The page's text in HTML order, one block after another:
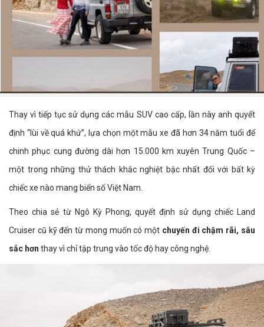
Thay vì tiếp tục sử dụng các mẫu SUV cao cấp, lần này anh quyết
định “lùi về quá khứ”, lựa chọn một mẫu xe đã hơn 34 năm tuổi để
chinh phục cung đường dài hơn 15.000 km xuyên Trung Quốc –
một trong những thử thách khắc nghiệt bậc nhất đối với bất kỳ
chiếc xe nào mang biển số Việt Nam.
Theo chia sẻ từ Ngô Kỳ Phong, quyết định sử dụng chiếc Land
Cruiser cũ kỹ đến từ mong muốn có một chuyến đi chậm rãi, sâu
sắc hơn thay vì chỉ tập trung vào tốc độ hay công nghệ.